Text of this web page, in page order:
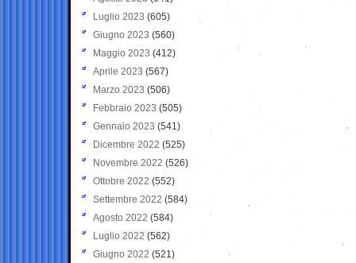
Luglio 2023 (605)
Giugno 2023 (560)
Maggio 2023 (412)
Aprile 2023 (567)
Marzo 2023 (506)
Febbraio 2023 (505)
Gennaio 2023 (541)
Dicembre 2022 (525)
Novembre 2022 (526)
Ottobre 2022 (552)
Settembre 2022 (584)
Agosto 2022 (584)
Luglio 2022 (562)
Giugno 2022 (521)